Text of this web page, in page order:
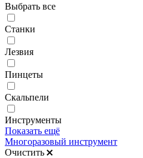
Выбрать все
Станки
Лезвия
Пинцеты
Скальпели
Инструменты
Показать ещё
Многоразовый инструмент
Очистить